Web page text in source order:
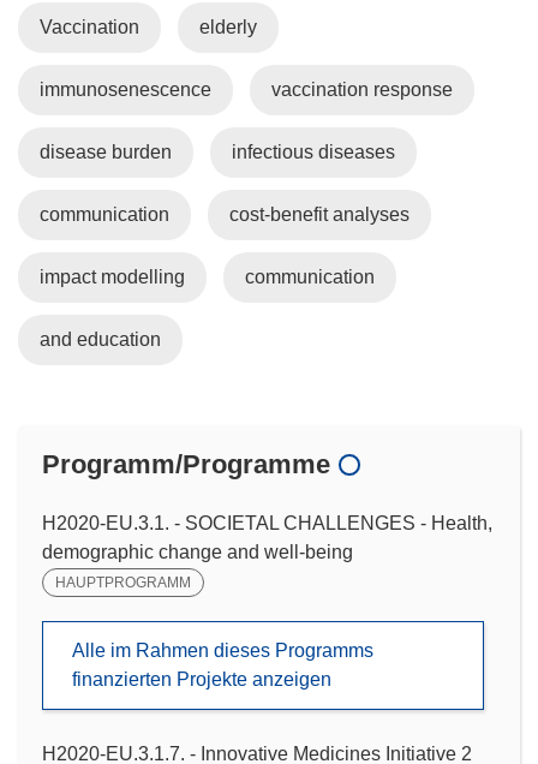
Vaccination elderly
immunosenescence vaccination response
disease burden infectious diseases
communication cost-benefit analyses
impact modelling communication
and education
Programm/Programme
H2020-EU.3.1. - SOCIETAL CHALLENGES - Health,
demographic change and well-being
HAUPTPROGRAMM
Alle im Rahmen dieses Programms
finanzierten Projekte anzeigen
H2020-EU.3.1.7. - Innovative Medicines Initiative 2